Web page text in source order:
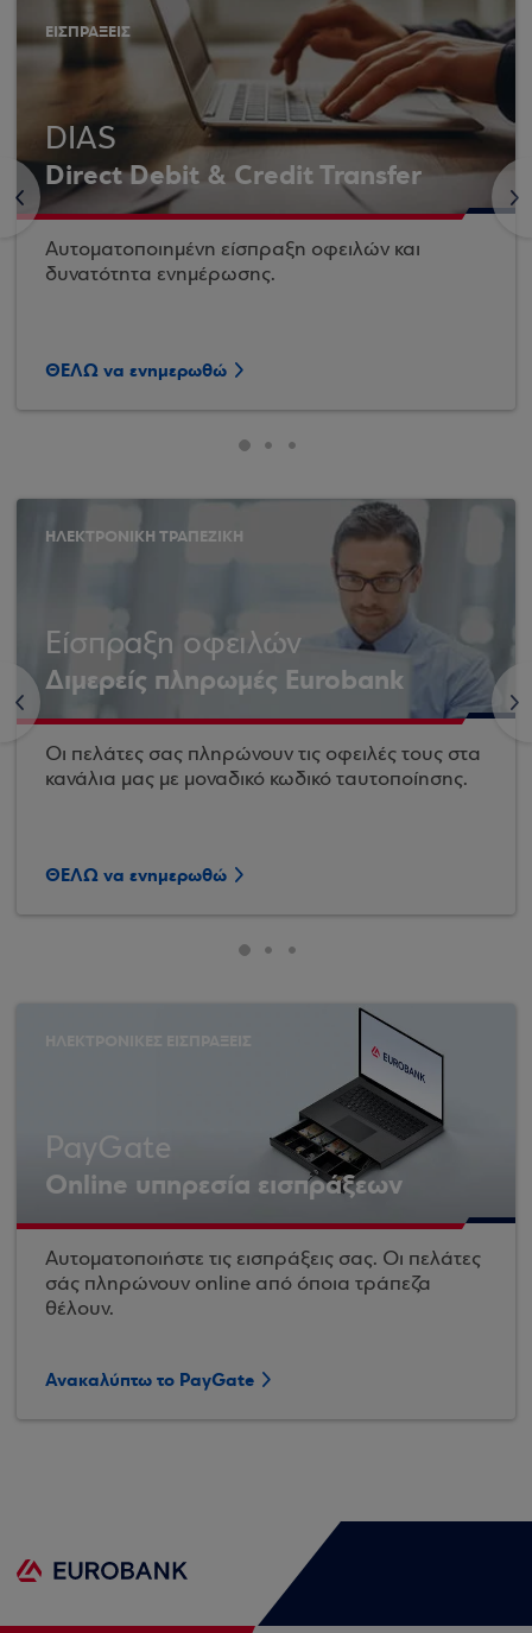
<
ΕΙΣΠΡΑΞΕΙΣ
DIAS
Direct Debit & Credit Transfer
Αυτοματοποιημένη είσπραξη οφειλών και
δυνατότητα ενημέρωσης.
ΘΕΛΩ να ενημερωθώ
>
<
ΗΛΕΚΤΡΟΝΙΚΗ ΤΡΑΠΕΖΙΚΗ
Είσπραξη οφειλών
Διμερείς πληρωμές Eurobank
Οι πελάτες σας πληρώνουν τις οφειλές τους στα
κανάλια μας με μοναδικό κωδικό ταυτοποίησης.
ΘΕΛΩ να ενημερωθώ
>
ΗΛΕΚΤΡΟΝΙΚΕΣ ΕΙΣΠΡΑΞΕΙΣ
PayGate
Online υπηρεσία εισπράξεων
Αυτοματοποιήστε τις εισπράξεις σας. Οι πελάτες
σάς πληρώνουν online από όποια τράπεζα
θέλουν.
Ανακαλύπτω το PayGate